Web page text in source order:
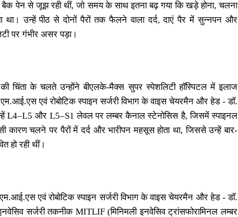
पेन से जूझ रही थीं, जो समय के साथ इतना बढ़ गया कि खड़े होना, चलना
उन्हें पीठ से दोनों पैरों तक फैलने वाला दर्द, दाएं पैर में सुन्नपन और
पर गंभीर असर पड़ा।
चिंता के चलते उन्होंने बीएलके-मैक्स सुपर स्पेशलिटी हॉस्पिटल में इलाज
एवं रोबोटिक स्पाइन सर्जरी विभाग के वाइस चेयरमैन और हेड - डॉ.
L4–L5 और L5–S1 लेवल पर लम्बर कैनाल स्टेनोसिस है, जिसमें स्पाइनल
कारण चलने पर पैरों में दर्द और भारीपन महसूस होता था, जिससे उन्हें बार-
हो रही थीं।
एवं रोबोटिक स्पाइन सर्जरी विभाग के वाइस चेयरमैन और हेड - डॉ.
सर्जरी तकनीक MITLIF (मिनिमली इनवेसिव ट्रांसफोरामिनल लम्बर